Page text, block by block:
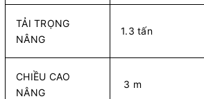
TẢI TRỌNG
NÂNG
1.3 tấn
CHIỀU CAO
NÂNG
3 m